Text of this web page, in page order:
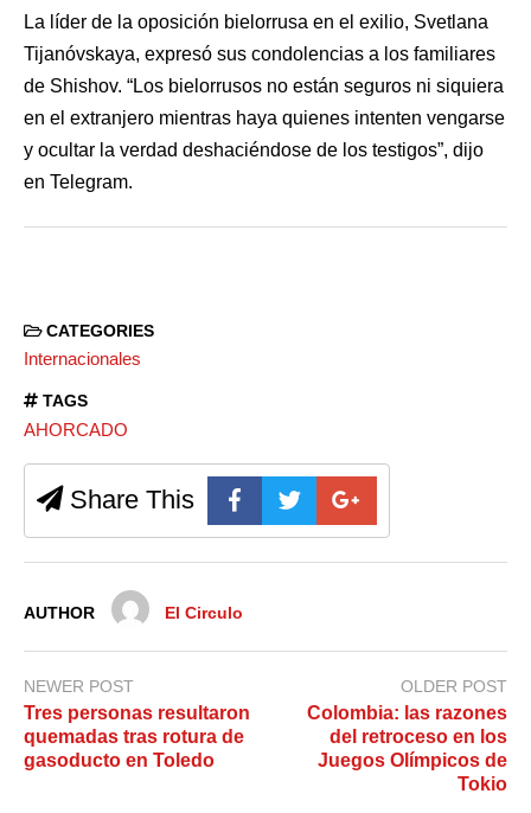
La líder de la oposición bielorrusa en el exilio, Svetlana
Tijanóvskaya, expresó sus condolencias a los familiares
de Shishov. “Los bielorrusos no están seguros ni siquiera
en el extranjero mientras haya quienes intenten vengarse
y ocultar la verdad deshaciéndose de los testigos”, dijo
en Telegram.
CATEGORIES
Internacionales
TAGS
AHORCADO
Share This
AUTHOR El Circulo
NEWER POST
Tres personas resultaron
quemadas tras rotura de
gasoducto en Toledo
OLDER POST
Colombia: las razones
del retroceso en los
Juegos Olímpicos de
Tokio